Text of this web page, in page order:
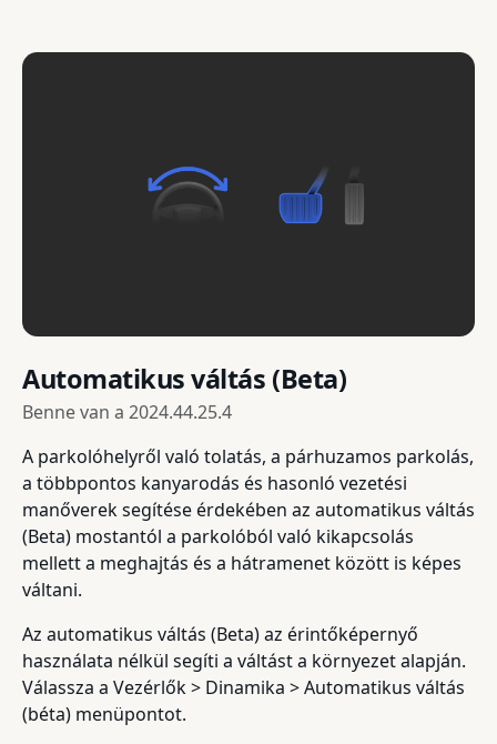
Automatikus váltás (Beta)
Benne van a 2024.44.25.4
A parkolóhelyről való tolatás, a párhuzamos parkolás,
a többpontos kanyarodás és hasonló vezetési
manőverek segítése érdekében az automatikus váltás
(Beta) mostantól a parkolóból való kikapcsolás
mellett a meghajtás és a hátramenet között is képes
váltani.
Az automatikus váltás (Beta) az érintőképernyő
használata nélkül segíti a váltást a környezet alapján.
Válassza a Vezérlők > Dinamika > Automatikus váltás
(béta) menüpontot.